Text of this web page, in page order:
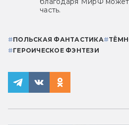
часть.
#ПОЛЬСКАЯ ФАНТАСТИКА#
#ГЕРОИЧЕСКОЕ ФЭНТЕЗИ